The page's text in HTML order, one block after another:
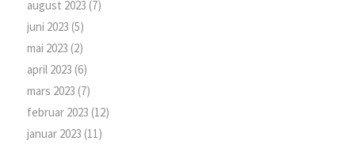
august 2023 (7)
juni 2023 (5)
mai 2023 (2)
april 2023 (6)
mars 2023 (7)
februar 2023 (12)
januar 2023 (11)